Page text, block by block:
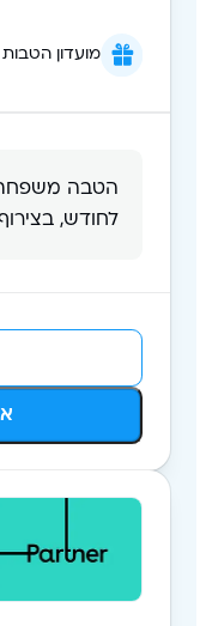
מועדון הטבות 5G
לחודש, בצירוף 2 מנויים 35 ₪ לחודש לכל מנוי
אני
‏Better Future